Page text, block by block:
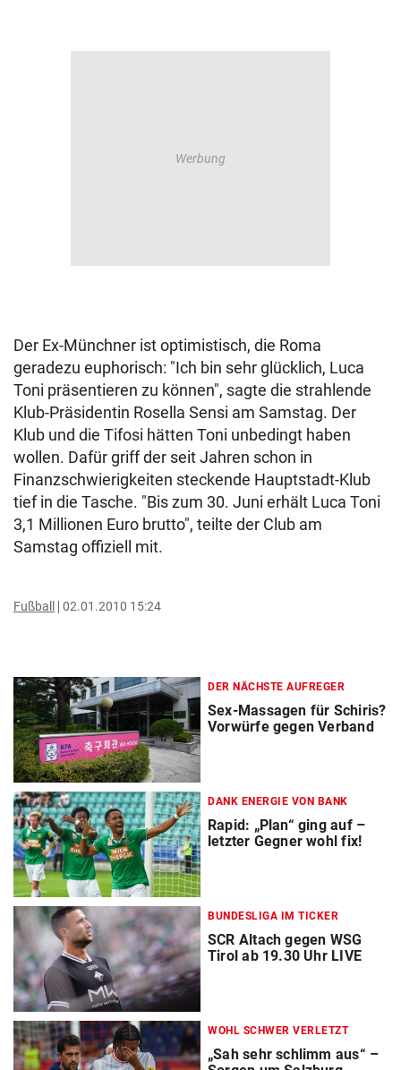
Der Ex-Münchner ist optimistisch, die Roma
geradezu euphorisch: "Ich bin sehr glücklich, Luca
Toni präsentieren zu können", sagte die strahlende
Klub-Präsidentin Rosella Sensi am Samstag. Der
Klub und die Tifosi hätten Toni unbedingt haben
wollen. Dafür griff der seit Jahren schon in
Finanzschwierigkeiten steckende Hauptstadt-Klub
tief in die Tasche. "Bis zum 30. Juni erhält Luca Toni
3,1 Millionen Euro brutto", teilte der Club am
Samstag offiziell mit.
Fußball 02.01.2010 15:24
DER NÄCHSTE AUFREGER
Sex-Massagen für Schiris?
Vorwürfe gegen Verband
DANK ENERGIE VON BANK
Rapid: „Plan“ ging auf –
letzter Gegner wohl fix!
BUNDESLIGA IM TICKER
SCR Altach gegen WSG
Tirol ab 19.30 Uhr LIVE
WOHL SCHWER VERLETZT
„Sah sehr schlimm aus“ –